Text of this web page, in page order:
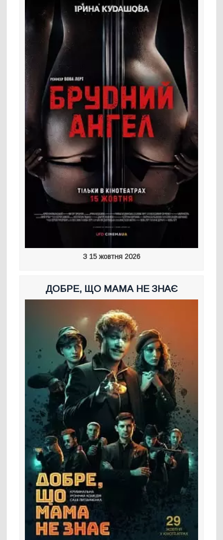
З 15 жовтня 2026
ДОБРЕ, ЩО МАМА НЕ ЗНАЄ